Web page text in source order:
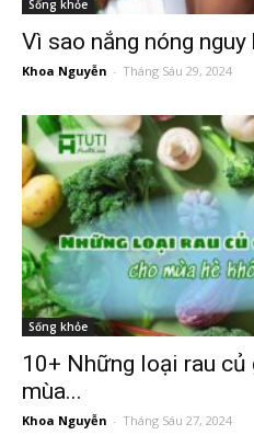
Sống khỏe
Vì sao nắng nóng
Khoa Nguyễn - Tháng Sáu 29, 2024
Sống khỏe
10+ Những loại rau
mùa...
Khoa Nguyễn - Tháng Sáu 27, 2024